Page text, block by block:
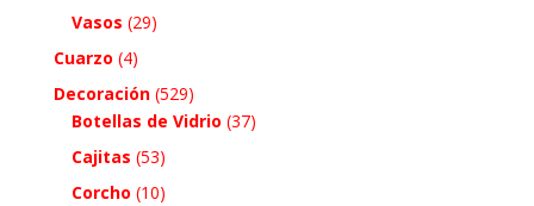
Vasos (29)
Cuarzo (4)
Decoración (529)
Botellas de Vidrio (37)
Cajitas (53)
Corcho (10)